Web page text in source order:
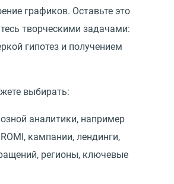
графиков. Оставьте это
творческими задачами:
гипотез и получением
выбирать:
аналитики, например
кампании, лендинги,
регионы, ключевые